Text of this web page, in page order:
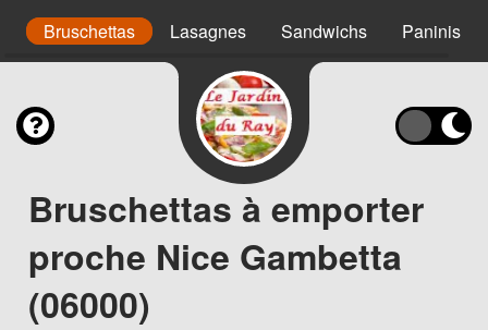
Bruschettas Lasagnes Sandwichs Paninis
Bruschettas à emporter
proche Nice Gambetta
(06000)